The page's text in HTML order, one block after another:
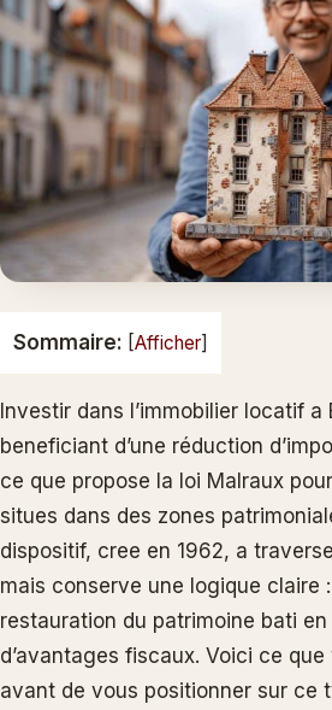
Sommaire: [Afficher]
Investir dans l’immobilier locatif a
beneficiant d’une réduction
ce que propose la loi Malraux
situes dans des zones
dispositif, cree en 1962, a
mais conserve une logique claire
restauration du patrimoine bati
d’avantages fiscaux. Voici ce
avant de vous positionner sur ce